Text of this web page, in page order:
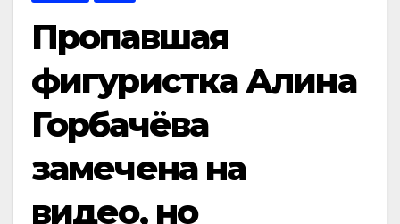
Пропавшая
фигуристка Алина
Горбачёва
замечена на
видео, но